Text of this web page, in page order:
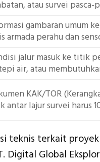
atau survei pasca-
gambaran umum
armada perahu dan
jalur masuk ke titik
air, atau
KAK/TOR
antar lajur survei harus
teknis terkait
Digital Global